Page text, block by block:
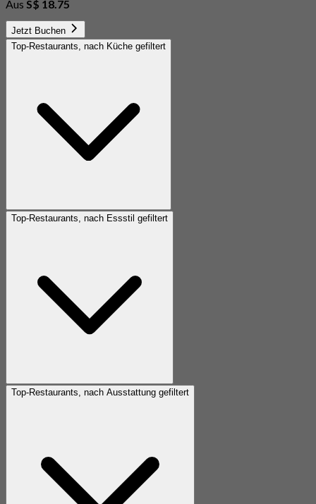
Aus S$ 18.75
Jetzt Buchen
Top-Restaurants, nach Küche gefiltert
Top-Restaurants, nach Essstil gefiltert
Top-Restaurants, nach Ausstattung gefiltert